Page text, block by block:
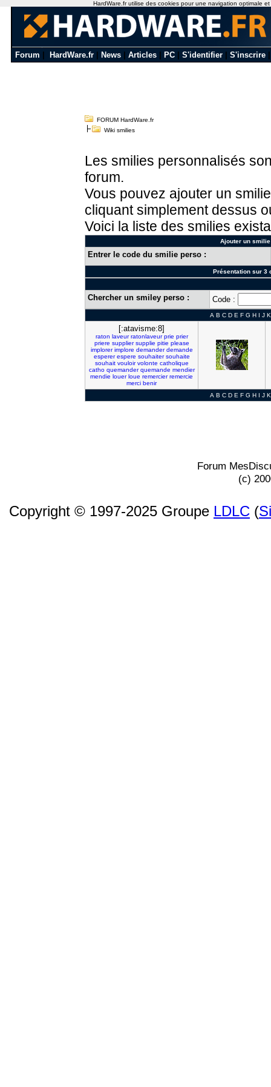
Forum HardWare.fr News Articles PC S'identifier S'inscrire
FORUM HardWare.fr
Wiki smilies
Les smilies personnalisés
forum.
Vous pouvez ajouter un
cliquant simplement dessus
Voici la liste des smilies
Ajouter un
Entrer le code du smilie perso :
Présentation sur 3
Chercher un smiley perso : Code :
A B C D E F G H I J K
[:atavisme:8]
raton laveur ratonlaveur prie prier
priere supplier supplie pitie please
implorer implore demander demande
esperer espere souhaiter souhaite
souhait vouloir volonte catholique
catho quemander quemande mendier
mendie louer loue remercier remercie
merci benir
A B C D E F G H I J K
Forum
(c)
Copyright © 1997-2025 Groupe LDLC (
HardWare.fr utilise des cookies pour une navigation optimale